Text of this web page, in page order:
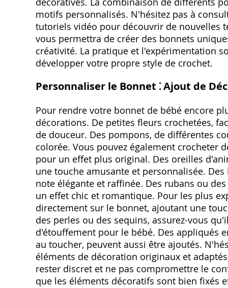
motifs personnalisés. N'hésitez pas à
tutoriels vidéo pour découvrir de nouvelles
vous permettra de créer des bonnets
créativité. La pratique et l'expérimentation
développer votre propre style de crochet.
Personnaliser le Bonnet ⁚ Ajout de
Pour rendre votre bonnet de bébé encore
décorations. De petites fleurs crochetées,
de douceur. Des pompons, de différentes
colorée. Vous pouvez également crocheter
pour un effet plus original. Des oreilles
une touche amusante et personnalisée.
note élégante et raffinée. Des rubans ou
un effet chic et romantique. Pour les plus
directement sur le bonnet, ajoutant une
des perles ou des sequins, assurez-vous
d'étouffement pour le bébé. Des appliqués
au toucher, peuvent aussi être ajoutés.
éléments de décoration originaux et
rester discret et ne pas compromettre le
que les éléments décoratifs sont bien fixés